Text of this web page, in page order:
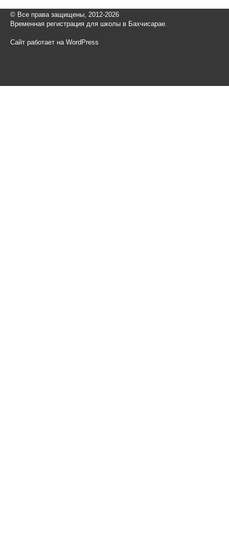
© Все права защищены, 2012-2026
Временная регистрация для школы в Бахчисарае.
Сайт работает на WordPress